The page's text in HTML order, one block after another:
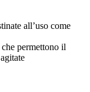
all’uso come
permettono il